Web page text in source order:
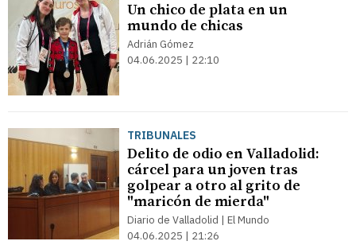
Un chico de plata en un
mundo de chicas
Adrián Gómez
04.06.2025 | 22:10
TRIBUNALES
Delito de odio en Valladolid:
cárcel para un joven tras
golpear a otro al grito de
"maricón de mierda"
Diario de Valladolid | El Mundo
04.06.2025 | 21:26